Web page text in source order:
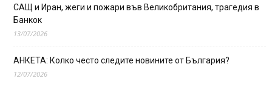
САЩ и Иран, жеги и пожари във Великобритания, трагедия в
Банкок
13/07/2026
АНКЕТА: Колко често следите новините от България?
12/07/2026